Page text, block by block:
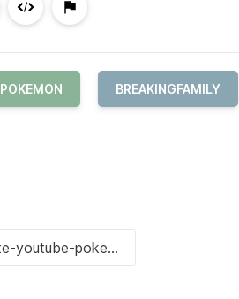
POKEMON BREAKINGFAMILY